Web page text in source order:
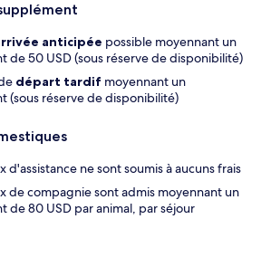
anticipée possible moyennant un
de 50 USD (sous réserve de disponibilité)
départ tardif moyennant un
(sous réserve de disponibilité)
d'assistance ne sont soumis à aucuns frais
de compagnie sont admis moyennant un
de 80 USD par animal, par séjour